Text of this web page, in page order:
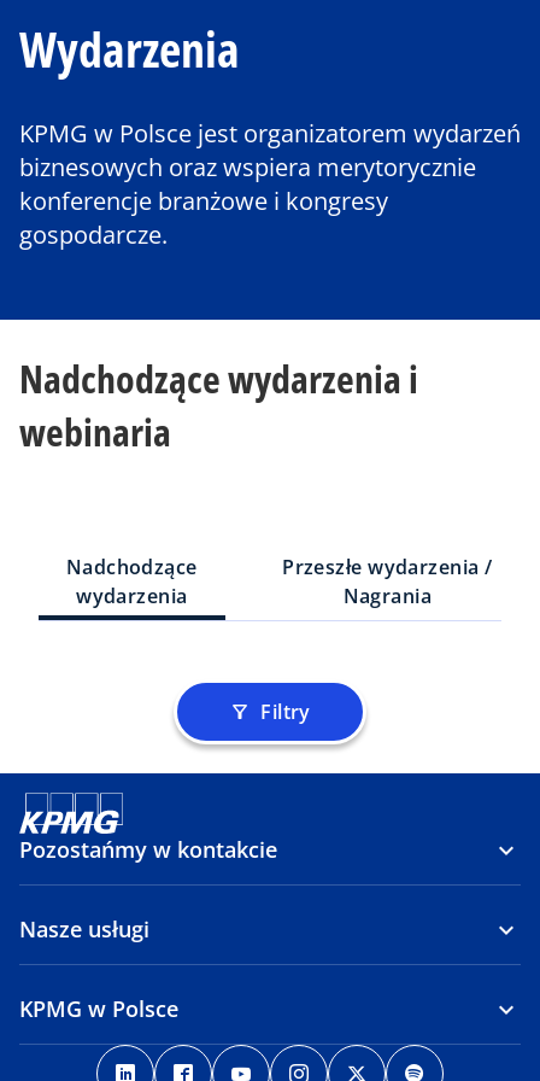
Wydarzenia
KPMG w Polsce jest organizatorem wydarzeń
biznesowych oraz wspiera merytorycznie
konferencje branżowe i kongresy
gospodarcze.
Nadchodzące wydarzenia i
webinaria
Nadchodzące
wydarzenia
Przeszłe wydarzenia /
Nagrania
filter_alt Filtry
Pozostańmy w kontakcie
Nasze usługi
KPMG w Polsce
o
o
o
o
o